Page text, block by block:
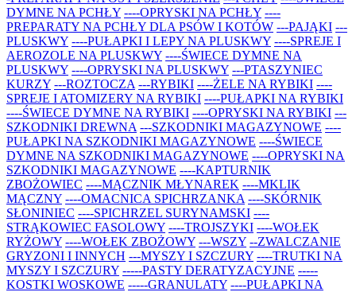
DYMNE NA PCHŁY ----OPRYSKI NA PCHŁY ----
PREPARATY NA PCHŁY DLA PSÓW I KOTÓW ---PAJĄKI ---
PLUSKWY ----PUŁAPKI I LEPY NA PLUSKWY ----SPREJE I
AEROZOLE NA PLUSKWY ----ŚWIECE DYMNE NA
PLUSKWY ----OPRYSKI NA PLUSKWY ---PTASZYNIEC
KURZY ---ROZTOCZA ---RYBIKI ----ŻELE NA RYBIKI ----
SPREJE I ATOMIZERY NA RYBIKI ----PUŁAPKI NA RYBIKI
----ŚWIECE DYMNE NA RYBIKI ----OPRYSKI NA RYBIKI ---
SZKODNIKI DREWNA ---SZKODNIKI MAGAZYNOWE ----
PUŁAPKI NA SZKODNIKI MAGAZYNOWE ----ŚWIECE
DYMNE NA SZKODNIKI MAGAZYNOWE ----OPRYSKI NA
SZKODNIKI MAGAZYNOWE ----KAPTURNIK
ZBOŻOWIEC ----MĄCZNIK MŁYNAREK ----MKLIK
MĄCZNY ----OMACNICA SPICHRZANKA ----SKÓRNIK
SŁONINIEC ----SPICHRZEL SURYNAMSKI ----
STRĄKOWIEC FASOLOWY ----TROJSZYKI ----WOŁEK
RYŻOWY ----WOŁEK ZBOŻOWY ---WSZY --ZWALCZANIE
GRYZONI I INNYCH ---MYSZY I SZCZURY ----TRUTKI NA
MYSZY I SZCZURY -----PASTY DERATYZACYJNE -----
KOSTKI WOSKOWE -----GRANULATY ----PUŁAPKI NA